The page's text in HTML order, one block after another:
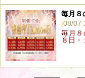
毎月８
[08/07
毎月
８日・